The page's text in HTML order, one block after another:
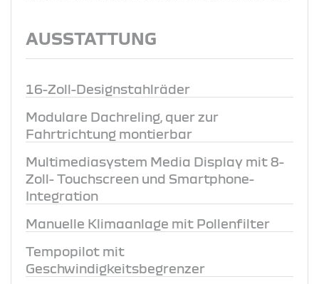
AUSSTATTUNG
16-Zoll-Designstahlräder
Modulare Dachreling, quer zur
Fahrtrichtung montierbar
Multimediasystem Media Display mit 8-
Zoll- Touchscreen und Smartphone-
Integration
Manuelle Klimaanlage mit Pollenfilter
Tempopilot mit
Geschwindigkeitsbegrenzer